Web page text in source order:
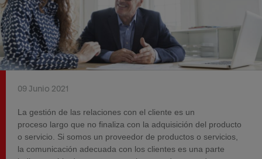
09 Junio 2021
La gestión de las relaciones con el cliente es un
proceso largo que no finaliza con la adquisición del producto
o servicio. Si somos un proveedor de productos o servicios,
la comunicación adecuada con los clientes es una parte